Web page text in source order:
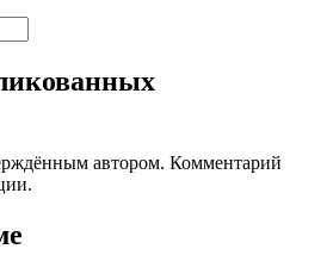
автором. Комментарий